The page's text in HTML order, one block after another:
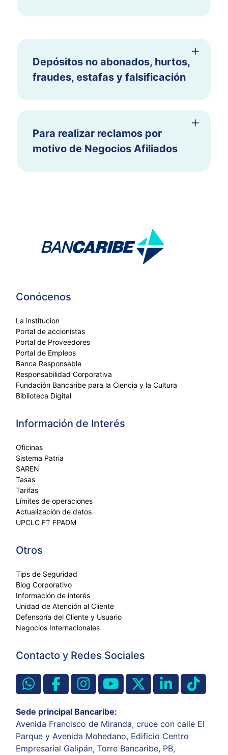
Depósitos no abonados, hurtos,
fraudes, estafas y falsificación
Para realizar reclamos por
motivo de Negocios Afiliados
Conócenos
La institucion
Portal de accionistas
Portal de Proveedores
Portal de Empleos
Banca Responsable
Responsabilidad Corporativa
Fundación Bancaribe para la Ciencia y la Cultura
Biblioteca Digital
Información de Interés
Oficinas
Sistema Patria
SAREN
Tasas
Tarifas
Límites de operaciones
Actualización de datos
UPCLC FT FPADM
Otros
Tips de Seguridad
Blog Corporativo
Información de interés
Unidad de Atención al Cliente
Defensoría del Cliente y Usuario
Negocios Internacionales
Contacto y Redes Sociales
Sede principal Bancaribe:
Avenida Francisco de Miranda, cruce con calle El
Parque y Avenida Mohedano, Edificio Centro
Empresarial Galipán, Torre Bancaribe, PB,